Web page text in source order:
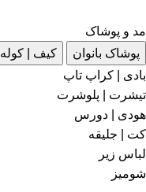
مد و پوشاک
پوشاک بانوان
کیف | کوله
بادی | کراپ تاپ
تیشرت | پلوشرت
هودی | دورس
کت | جلیقه
لباس زیر
شومیز